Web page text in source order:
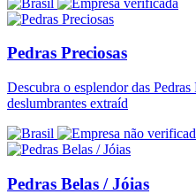
Pedras Preciosas
Descubra o esplendor das
deslumbrantes extraíd
Pedras Belas / Jóias